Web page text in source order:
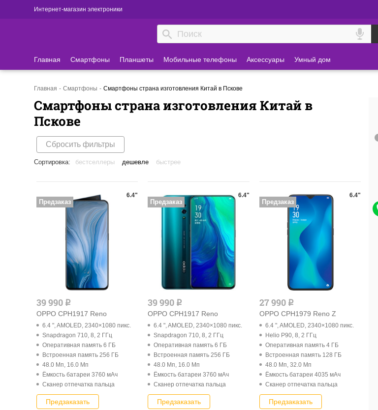
Интернет-магазин электроники
Главная Смартфоны Планшеты Мобильные телефоны Аксессуары Умный дом
Главная Смартфоны Смартфоны страна изготовления Китай в Пскове
Смартфоны страна изготовления Китай в
Пскове
Сбросить фильтры
Сортировка: бестселлеры дешевле быстрее
39 990 q
OPPO CPH1917 Reno
6.4 ", AMOLED, 2340×1080 пикс.
Snapdragon 710, 8, 2 ГГц
Оперативная память 6 ГБ
Встроенная память 256 ГБ
48.0 Мп, 16.0 Мп
Ёмкость батареи 3760 мАч
Cканер отпечатка пальца
Предзаказать
6.4"
Предзаказ
39 990 q
OPPO CPH1917 Reno
6.4 ", AMOLED, 2340×1080 пикс.
Snapdragon 710, 8, 2 ГГц
Оперативная память 6 ГБ
Встроенная память 256 ГБ
48.0 Мп, 16.0 Мп
Ёмкость батареи 3760 мАч
Cканер отпечатка пальца
Предзаказать
6.4"
Предзаказ
27 990 q
OPPO CPH1979 Reno Z
6.4 ", AMOLED, 2340×1080 пикс.
Helio P90, 8, 2 ГГц
Оперативная память 4 ГБ
Встроенная память 128 ГБ
48.0 Мп, 32.0 Мп
Ёмкость батареи 4035 мАч
Cканер отпечатка пальца
Предзаказать
6.4"
Предзаказ